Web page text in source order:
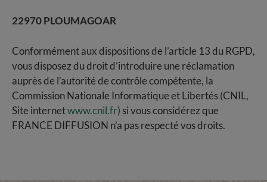
22970 PLOUMAGOAR
Conformément aux dispositions de l’article 13 du RGPD,
vous disposez du droit d’introduire une réclamation
auprès de l’autorité de contrôle compétente, la
Commission Nationale Informatique et Libertés (CNIL,
Site internetwww.cnil.fr) si vous considérez que
FRANCE DIFFUSION n’a pas respecté vos droits.